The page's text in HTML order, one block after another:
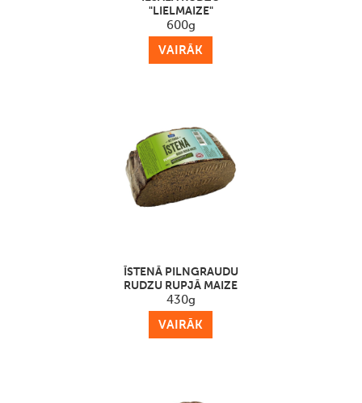
"LIELMAIZE"
600g
VAIRĀK
ĪSTENĀ PILNGRAUDU
RUDZU RUPJĀ MAIZE
430g
VAIRĀK